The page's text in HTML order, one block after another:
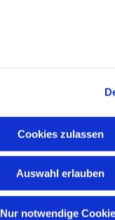
Cookies zulassen
Auswahl erlauben
Nur notwendige